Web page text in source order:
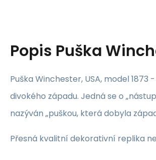
Popis Puška
Puška Winchester, USA, model
divokého západu. Jedná se o
nazýván „puškou, která dobyla
Přesná kvalitní dekorativní replika